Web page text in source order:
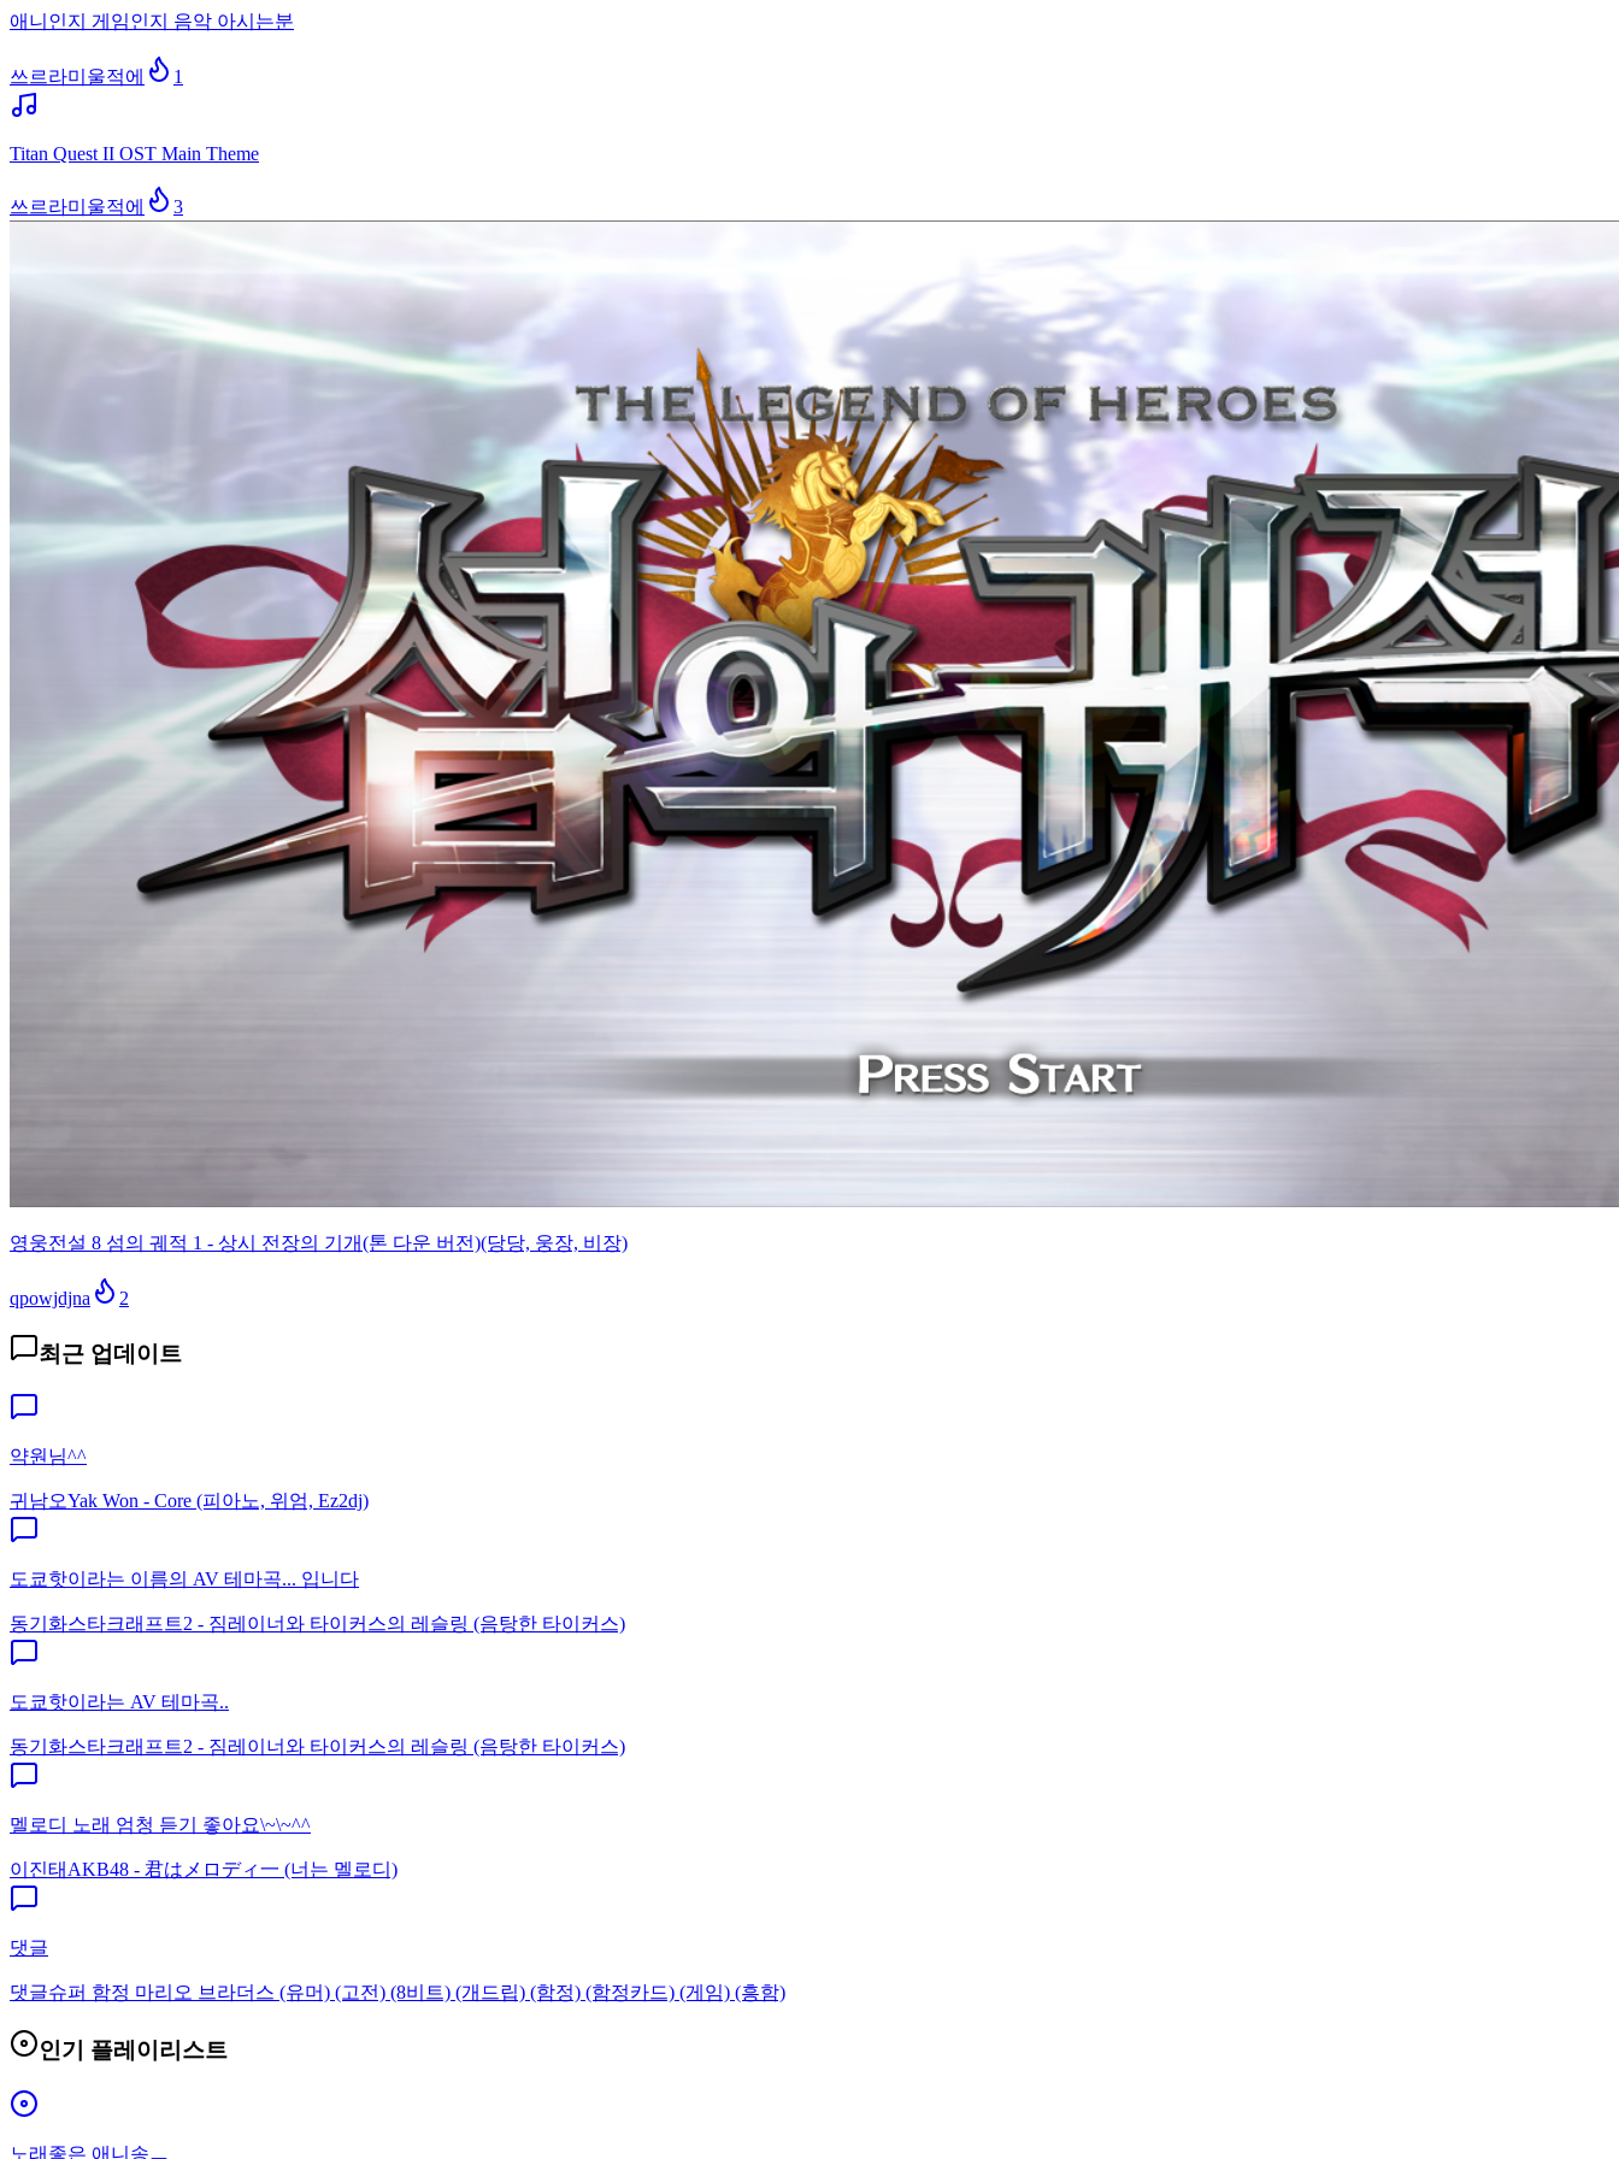
애니인지 게임인지 음악 아시는분
쓰르라미울적에 1
Titan Quest II OST Main Theme
쓰르라미울적에 3
영웅전설 8 섬의 궤적 1 - 상시 전장의 기개(톤 다운 버전)(당당, 웅장, 비장)
qpowjdjna 2
최근 업데이트
약원님^^
귀남오Yak Won - Core (피아노, 위엄, Ez2dj)
도쿄핫이라는 이름의 AV 테마곡... 입니다
동기화스타크래프트2 - 짐레이너와 타이커스의 레슬링 (음탕한 타이커스)
도쿄핫이라는 AV 테마곡..
동기화스타크래프트2 - 짐레이너와 타이커스의 레슬링 (음탕한 타이커스)
멜로디 노래 엄청 듣기 좋아요\~\~^^
이진태 AKB48 - 君はメロディ一 (너는 멜로디)
댓글
댓글슈퍼 함정 마리오 브라더스 (유머) (고전) (8비트) (개드립) (함정) (함정카드) (게임) (흥함)
인기 플레이리스트
노래좋은 애니송ㅡ